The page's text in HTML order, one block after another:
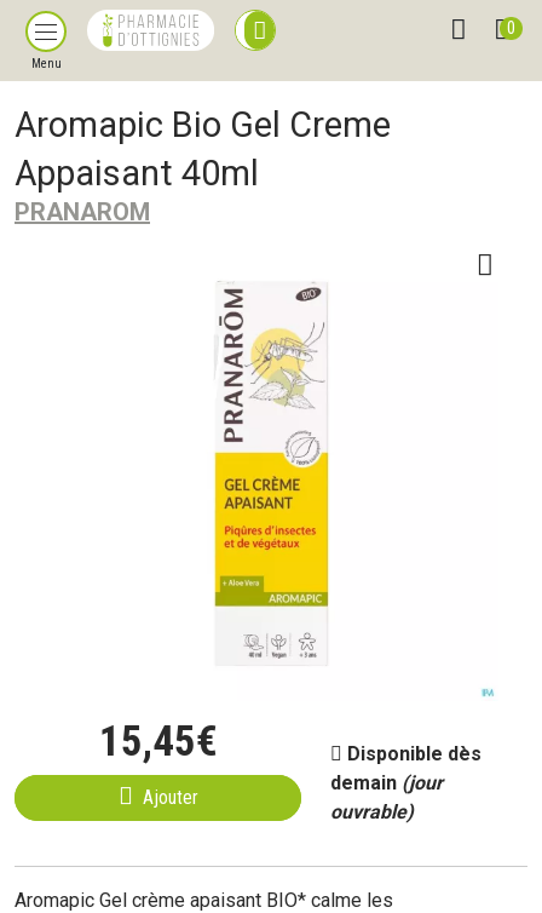
Menu
0
Aromapic Bio Gel Creme
Appaisant 40ml
PRANAROM
15,45€
Ajouter
Disponible dès
demain (jour
ouvrable)
Aromapic Gel crème apaisant BIO* calme les